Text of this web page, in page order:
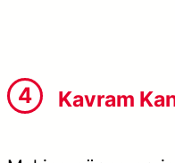
4 Kavram